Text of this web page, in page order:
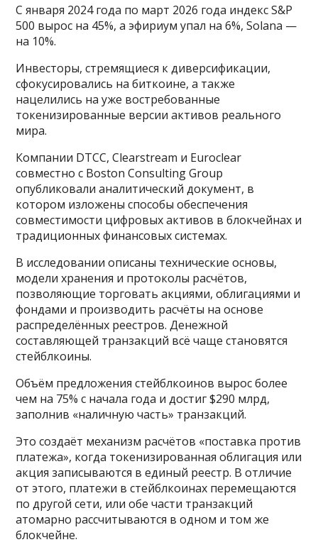
С января 2024 года по март 2026 года индекс S&P
500 вырос на 45%, а эфириум упал на 6%, Solana —
на 10%.
Инвесторы, стремящиеся к диверсификации,
сфокусировались на биткоине, а также
нацелились на уже востребованные
токенизированные версии активов реального
мира.
Компании DTCC, Clearstream и Euroclear
совместно с Boston Consulting Group
опубликовали аналитический документ, в
котором изложены способы обеспечения
совместимости цифровых активов в блокчейнах и
традиционных финансовых системах.
В исследовании описаны технические основы,
модели хранения и протоколы расчётов,
позволяющие торговать акциями, облигациями и
фондами и производить расчёты на основе
распределённых реестров. Денежной
составляющей транзакций всё чаще становятся
стейблкоины.
Объём предложения стейблкоинов вырос более
чем на 75% с начала года и достиг $290 млрд,
заполнив «наличную часть» транзакций.
Это создаёт механизм расчётов «поставка против
платежа», когда токенизированная облигация или
акция записываются в единый реестр. В отличие
от этого, платежи в стейблкоинах перемещаются
по другой сети, или обе части транзакций
атомарно рассчитываются в одном и том же
блокчейне.